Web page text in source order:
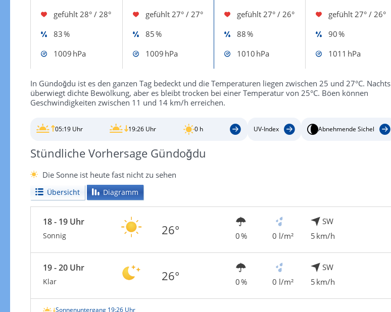
gefühlt 28° / 28° gefühlt 27° / 27° gefühlt 27° / 26° gefühlt 27° / 26°
83 %
85 % 88 %
90 %
1009 hPa
1009 hPa 1010 hPa 1011 hPa
In Gündoğdu ist es den ganzen Tag bedeckt und die Temperaturen liegen zwischen 25 und 27°C. Nachts
überwiegt dichte Bewölkung, aber es bleibt trocken bei einer Temperatur von 25°C. Böen können
Geschwindigkeiten zwischen 11 und 14 km/h erreichen.
05:19 Uhr 19:26 Uhr 0 h UV-Index Abnehmende Sichel
Stündliche Vorhersage Gündoğdu
Die Sonne ist heute fast nicht zu sehen
Übersicht Diagramm
18 - 19 Uhr
Sonnig 26° 0 % 0 l/m²
SW
5 km/h
19 - 20 Uhr
Klar 26° 0 % 0 l/m²
SW
5 km/h
Sonnenuntergang 19:26 Uhr